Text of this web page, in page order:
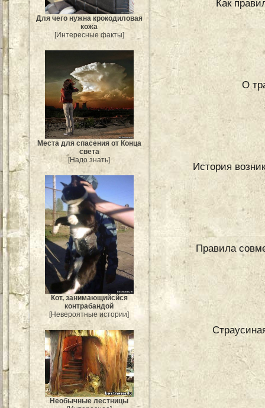
Для чего нужна крокодиловая
кожа
[Интересные факты]
Места для спасения от Конца
света
[Надо знать]
Кот, занимающийсйся
контрабандой
[Невероятные истории]
Необычные лестницы
Как
О
История
Правила